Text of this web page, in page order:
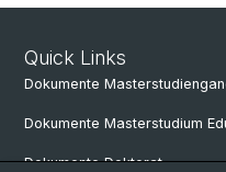
Quick Links
Dokumente
Dokumente Masterstudium
Dokumente Doktorat